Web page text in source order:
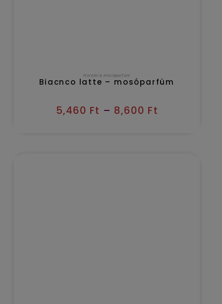
OPCIÓK VÁLASZTÁSA
Horomia mosóparfüm
Biacnco latte – mosóparfüm
5,460 Ft – 8,600 Ft